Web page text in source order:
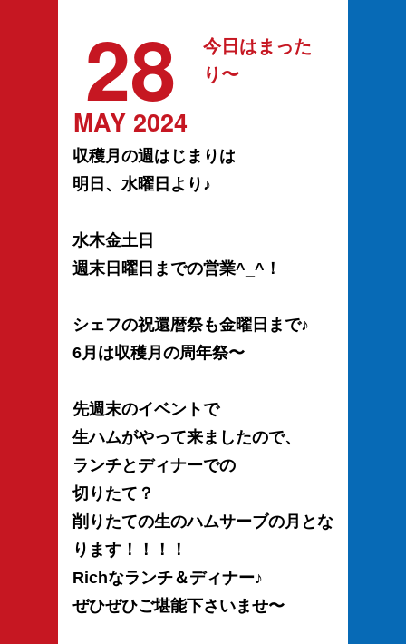
今日はまった
り〜
MAY 2024
28
収穫月の週はじまりは
明日、水曜日より♪
水木金土日
週末日曜日までの営業^_^！
シェフの祝還暦祭も金曜日まで♪
6月は収穫月の周年祭〜
先週末のイベントで
生ハムがやって来ましたので、
ランチとディナーでの
切りたて？
削りたての生のハムサーブの月とな
ります！！！！
Richなランチ＆ディナー♪
ぜひぜひご堪能下さいませ〜